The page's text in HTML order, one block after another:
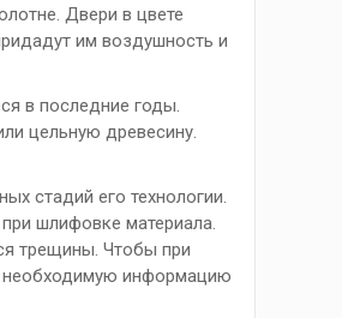
Двери в цвете
им воздушность и
в последние годы.
цельную древесину.
стадий его технологии.
шлифовке материала.
трещины. Чтобы при
необходимую информацию